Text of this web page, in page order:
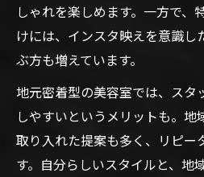
しゃれを楽しめます。一方で、
けには、インスタ映えを意識
ぶ方も増えています。
地元密着型の美容室では、スタ
しやすいというメリットも。地
取り入れた提案も多く、リピー
す。自分らしいスタイルと、地